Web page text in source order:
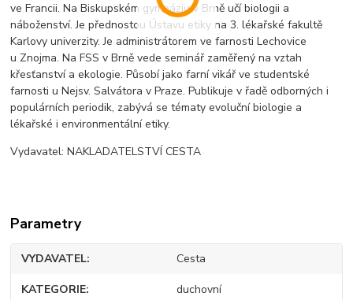
ve Francii. Na Biskupském gymnáziu v Brně učí biologii a
náboženství. Je přednostou Ústavu etiky na 3. lékařské fakultě
Karlovy univerzity. Je administrátorem ve farnosti Lechovice
u Znojma. Na FSS v Brně vede seminář zaměřený na vztah
křesťanství a ekologie. Působí jako farní vikář ve studentské
farnosti u Nejsv. Salvátora v Praze. Publikuje v řadě odborných i
populárních periodik, zabývá se tématy evoluční biologie a
lékařské i environmentální etiky.
Vydavatel: NAKLADATELSTVÍ CESTA
Parametry
VYDAVATEL Cesta
KATEGORIE duchovní